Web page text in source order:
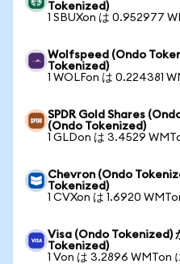
Tokenized)
1 SBUXon は 0.952977
Wolfspeed (Ondo
Tokenized)
1 WOLFon は 0.224381
SPDR Gold Shares
(Ondo Tokenized)
1 GLDon は 3.4529
Chevron (Ondo
Tokenized)
1 CVXon は 1.6920
Visa (Ondo Tokenized)
Tokenized)
1 Von は 3.2896 WMTon